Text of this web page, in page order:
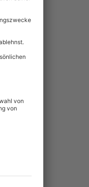
& verlängerbar.